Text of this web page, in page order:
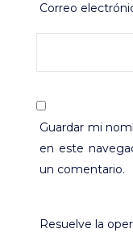
Correo
Guardar mi
en este
un comentario.
Resuelve la